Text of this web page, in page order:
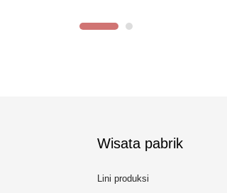
Wisata pabrik
Lini produksi